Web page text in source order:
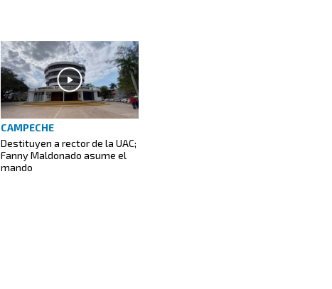
CAMPECHE
Destituyen a rector de la UAC;
Fanny Maldonado asume el
mando